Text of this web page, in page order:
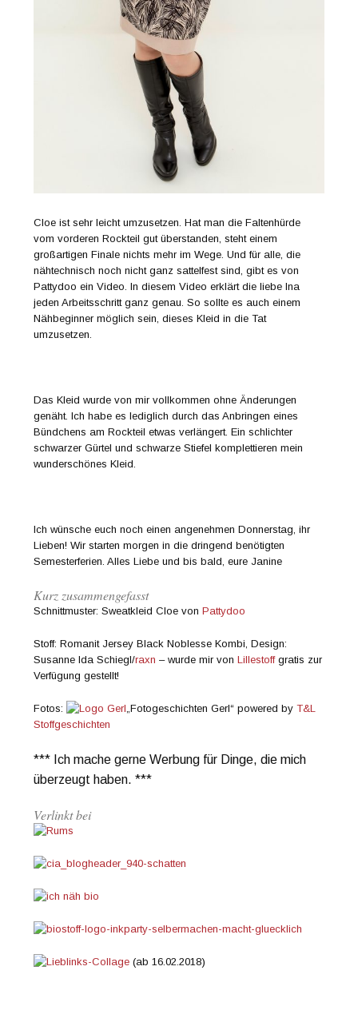
Cloe ist sehr leicht umzusetzen. Hat man die Faltenhürde
vom vorderen Rockteil gut überstanden, steht einem
großartigen Finale nichts mehr im Wege. Und für alle, die
nähtechnisch noch nicht ganz sattelfest sind, gibt es von
Pattydoo ein Video. In diesem Video erklärt die liebe Ina
jeden Arbeitsschritt ganz genau. So sollte es auch einem
Nähbeginner möglich sein, dieses Kleid in die Tat
umzusetzen.
Das Kleid wurde von mir vollkommen ohne Änderungen
genäht. Ich habe es lediglich durch das Anbringen eines
Bündchens am Rockteil etwas verlängert. Ein schlichter
schwarzer Gürtel und schwarze Stiefel komplettieren mein
wunderschönes Kleid.
Ich wünsche euch noch einen angenehmen Donnerstag, ihr
Lieben! Wir starten morgen in die dringend benötigten
Semesterferien. Alles Liebe und bis bald, eure Janine
Kurz zusammengefasst
Schnittmuster: Sweatkleid Cloe vonPattydoo
Stoff: Romanit Jersey Black Noblesse Kombi, Design:
Susanne Ida Schiegl/raxn – wurde mir vonLillestoffgratis zur
Verfügung gestellt!
Fotos: „Fotogeschichten Gerl“ powered byT&L
Stoffgeschichten
*** Ich mache gerne Werbung für Dinge, die mich
überzeugt haben. ***
Verlinkt bei
(ab 16.02.2018)